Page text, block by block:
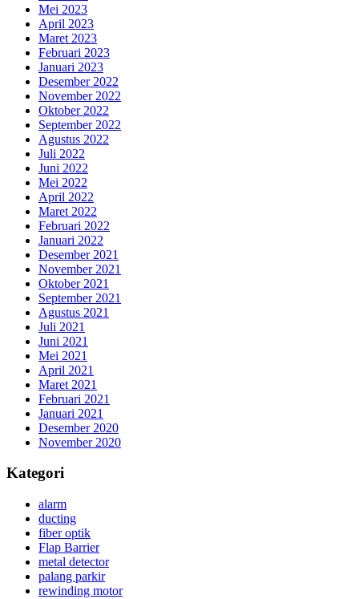
Mei 2023
April 2023
Maret 2023
Februari 2023
Januari 2023
Desember 2022
November 2022
Oktober 2022
September 2022
Agustus 2022
Juli 2022
Juni 2022
Mei 2022
April 2022
Maret 2022
Februari 2022
Januari 2022
Desember 2021
November 2021
Oktober 2021
September 2021
Agustus 2021
Juli 2021
Juni 2021
Mei 2021
April 2021
Maret 2021
Februari 2021
Januari 2021
Desember 2020
November 2020
Kategori
alarm
ducting
fiber optik
Flap Barrier
metal detector
palang parkir
rewinding motor